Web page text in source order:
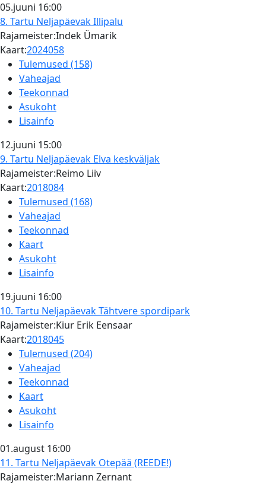
05.juuni 16:00
8. Tartu NeljapäevakIllipalu
Rajameister:Indek Ümarik
Kaart:2024058
Tulemused (158)
Vaheajad
Teekonnad
Asukoht
Lisainfo
12.juuni 15:00
9. Tartu Neljapäevak Elva keskväljak
Rajameister:Reimo Liiv
Kaart:2018084
Tulemused (168)
Vaheajad
Teekonnad
Kaart
Asukoht
Lisainfo
19.juuni 16:00
10. Tartu NeljapäevakTähtvere spordipark
Rajameister:Kiur Erik Eensaar
Kaart:2018045
Tulemused (204)
Vaheajad
Teekonnad
Kaart
Asukoht
Lisainfo
01.august 16:00
11. Tartu Neljapäevak Otepää (REEDE!)
Rajameister:Mariann Zernant